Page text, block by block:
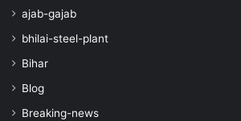
ajab-gajab
bhilai-steel-plant
Bihar
Blog
Breaking-news